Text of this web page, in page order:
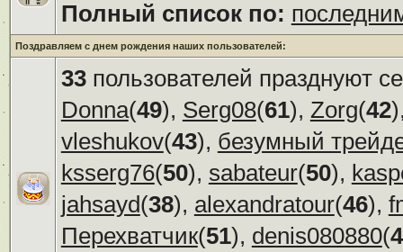
Полный список по:
Поздравляем с днем рождения наших пользователей:
33пользователей празднуют
Donna(49), Serg08(61), Zorg(42
vleshukov(43), безумный
ksserg76(50), sabateur(50),
jahsayd(38), alexandratour(46),
Перехватчик(51), denis080880(